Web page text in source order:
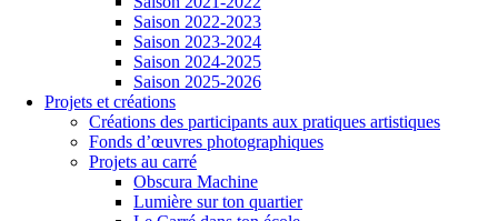
Saison 2022-2023
Saison 2023-2024
Saison 2024-2025
Saison 2025-2026
Projets et créations
Créations des participants aux pratiques artistiques
Fonds d’œuvres photographiques
Projets au carré
Obscura Machine
Lumière sur ton quartier